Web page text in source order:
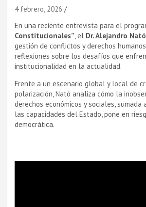
4 febrero, 2026
En una reciente entrevista para el
Constitucionales”, el Dr. Alejandro Nató
gestión de conflictos y derechos
reflexiones sobre los desafíos que
institucionalidad en la actualidad.
Frente a un escenario global y local de
polarización, Nató analiza cómo la
derechos económicos y sociales, sumada
las capacidades del Estado, pone en
democrática.